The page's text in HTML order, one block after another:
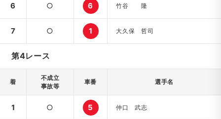
6 ○ 6 竹谷 隆
7 ○ 1 大久保 哲司
第4レース
着
不成立
事故等
車番 選手名
1 ○ 5 仲口 武志